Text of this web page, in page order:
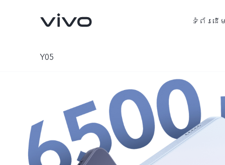
ទំព័រដើ
Y05